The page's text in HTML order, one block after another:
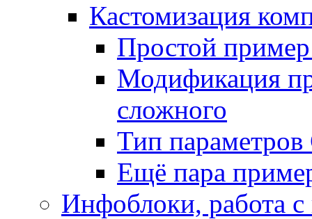
Кастомизация
Простой
Модификация
сложного
Тип
Ещё пара
Инфоблоки, работа